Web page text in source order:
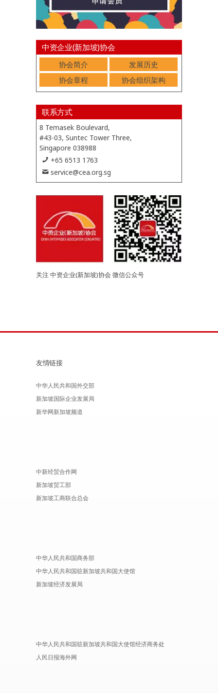
中资企业(新加坡)协会
协会简介
发展历史
协会章程
协会组织架构
联系方式
8 Temasek Boulevard,
#43-03, Suntec Tower Three,
Singapore 038988
+65 6513 1763
service@cea.org.sg
关注 中资企业(新加坡)协会 微信公众号
友情链接
中华人民共和国外交部
新加坡国际企业发展局
新华网新加坡频道
中新经贸合作网
新加坡贸工部
新加坡工商联合总会
中华人民共和国商务部
中华人民共和国驻新加坡共和国大使馆
新加坡经济发展局
中华人民共和国驻新加坡共和国大使馆经济商务处
人民日报海外网